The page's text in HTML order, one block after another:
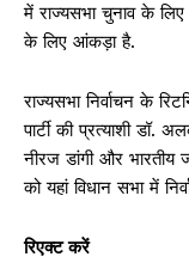
में राज्यसभा चुनाव के
के लिए आंकड़ा है.
राज्यसभा निर्वाचन के
पार्टी की प्रत्याशी डॉ.
नीरज डांगी और भारतीय
को यहां विधान सभा में
रिएक्ट करें